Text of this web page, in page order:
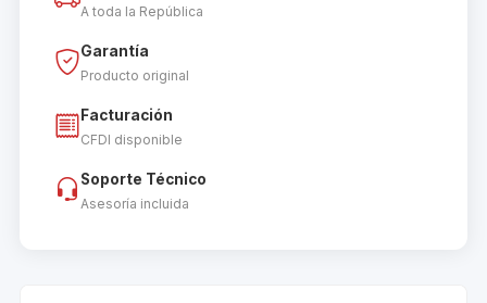
A toda la República
Garantía
Producto original
Facturación
CFDI disponible
Soporte Técnico
Asesoría incluida